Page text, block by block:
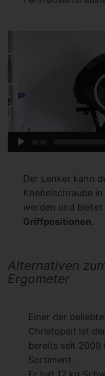
00:00
Der Lenker kann
Knebelschraube
werden und bietet
Griffpositionen.
Alternativen
Ergometer
Einer der
Christopeit ist
bereits seit 2009
Sortiment.